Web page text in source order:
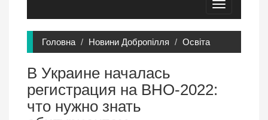
Toggle
navigation
Головна Новини Добропілля Освіта
В Украине началась
регистрация на ВНО-2022:
что нужно знать